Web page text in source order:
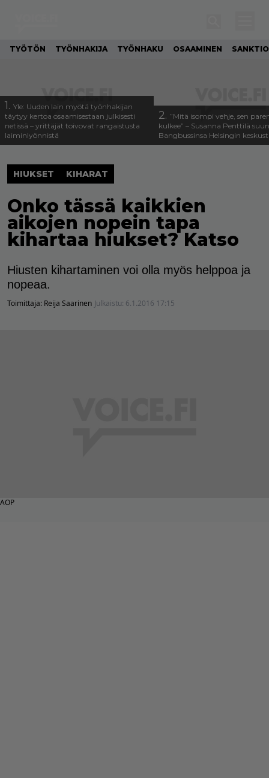
TYÖTÖN TYÖNHAKIJA TYÖNHAKU OSAAMINEN SANKTIO
1. Yle: Uuden lain myötä työnhakijan
täytyy kertoa osaamisestaan julkisesti
netissä – yrittäjät toivovat rangaistusta
laiminlyönnistä
2. ”Mitä isompi vehje, sen
kulkee” – Susanna Penttilä
Bangbussinsa Helsingin
HIUKSET KIHARAT
Onko tässä kaikkien
aikojen nopein tapa
kihartaa hiukset? Katso
Hiusten kihartaminen voi olla myös helppoa ja
nopeaa.
Toimittaja: Reija Saarinen Julkaistu: 6.1.2016 17:15
AOP